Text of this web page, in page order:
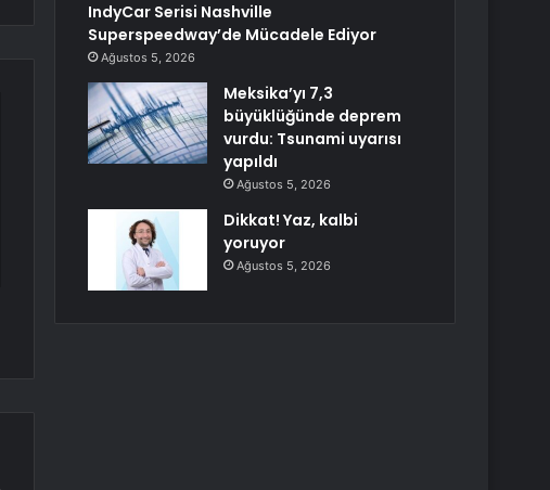
IndyCar Serisi Nashville
Superspeedway’de Mücadele Ediyor
Ağustos 5, 2026
Meksika’yı 7,3
büyüklüğünde deprem
vurdu: Tsunami uyarısı
yapıldı
Ağustos 5, 2026
Dikkat! Yaz, kalbi
yoruyor
Ağustos 5, 2026